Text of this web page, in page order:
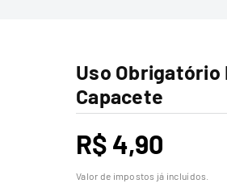
Uso
Capacete
Preço
R$ 4,90
Valor de impostos já incluídos.